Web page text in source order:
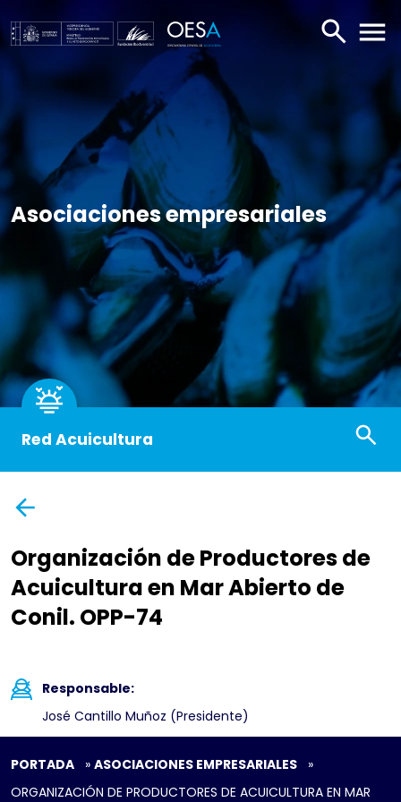
PORTADA » ASOCIACIONES EMPRESARIALES
»
ORGANIZACIÓN DE PRODUCTORES DE ACUICULTURA EN MAR
Asociaciones empresariales
Organización de Productores de
Acuicultura en Mar Abierto de
Conil. OPP-74
Responsable:
José Cantillo Muñoz (Presidente)
Red Acuicultura